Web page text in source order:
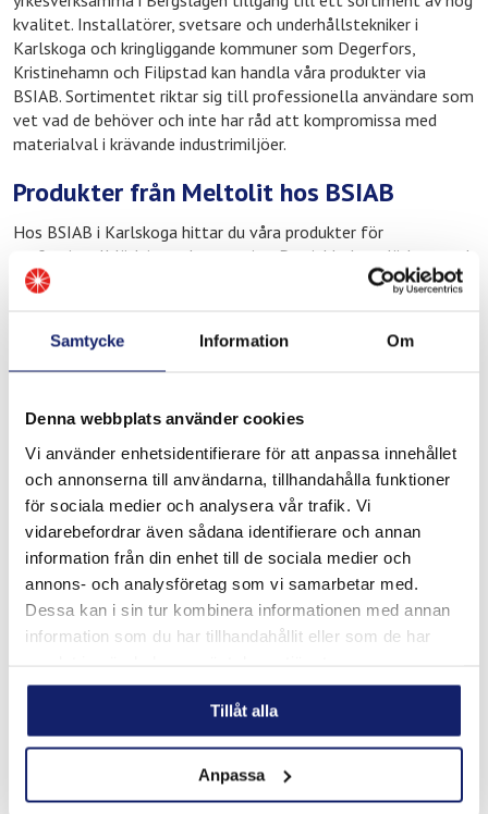
Samtycke Information Om
Denna webbplats använder cookies
Vi använder enhetsidentifierare för att anpassa innehållet
och annonserna till användarna, tillhandahålla funktioner
för sociala medier och analysera vår trafik. Vi
vidarebefordrar även sådana identifierare och annan
information från din enhet till de sociala medier och
annons- och analysföretag som vi samarbetar med.
Dessa kan i sin tur kombinera informationen med annan
information som du har tillhandahållit eller som de har
Tillåt alla
Anpassa
kvalitet. Installatörer, svetsare och underhållstekniker i
Karlskoga och kringliggande kommuner som Degerfors,
Kristinehamn och Filipstad kan handla våra produkter via
BSIAB. Sortimentet riktar sig till professionella användare som
vet vad de behöver och inte har råd att kompromissa med
materialval i krävande industrimiljöer.
Produkter från Meltolit hos BSIAB
Hos BSIAB i Karlskoga hittar du våra produkter för
professionell lödning och svetsning. Det inkluderar lödtenn och
mjuklödmaterial för rörsystem i koppar och mässing,
höga krav på hållfasthet. Du hittar också material för kyl och
värmesystem och produkter för reparation och löpande
Våra produkter är framtagna för yrkesmässigt bruk och ger
konsekventa och pålitliga resultat i industriella miljöer. I
Karlskogas kravställande produktionsmiljö är det viktigt att
materialet håller exakt vad det utlovar.
Behöver du teknisk rådgivning?
Arbetar du med applikationer som ställer höga krav på
materialets egenskaper? Vi ger teknisk support och rådgivning
till yrkesverksamma som behöver veta att de väljer rätt från
→Kontakta oss på Meltolit
DELA: